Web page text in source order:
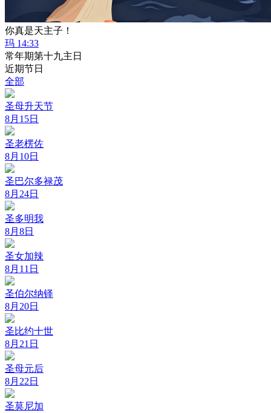
你真是天主子！
玛 14:33
常年期第十九主日
近期节日
全部
圣母升天节
8月15日
圣老楞佐
8月10日
圣巴尔多禄茂
8月24日
圣多明我
8月8日
圣女加辣
8月11日
圣伯尔纳铎
8月20日
圣比约十世
8月21日
圣母元后
8月22日
圣莫尼加